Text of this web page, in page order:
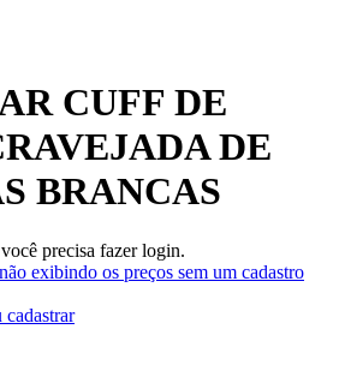
CUFF DE
DE
BRANCAS
precisa fazer login.
exibindo os preços sem um cadastro